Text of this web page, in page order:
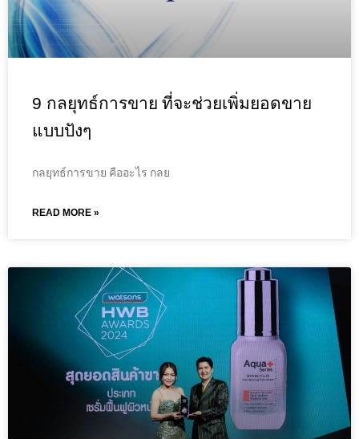
9 กลยุทธ์การขาย ที่จะช่วยเพิ่มยอดขาย
แบบปังๆ
กลยุทธ์การขาย คืออะไร กลย
READ MORE »